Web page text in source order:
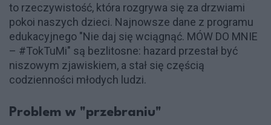
to rzeczywistość, która rozgrywa się za drzwiami
pokoi naszych dzieci. Najnowsze dane z programu
edukacyjnego "Nie daj się wciągnąć. MÓW DO MNIE
– #TokTuMi" są bezlitosne: hazard przestał być
niszowym zjawiskiem, a stał się częścią
codzienności młodych ludzi.
Problem w "przebraniu"